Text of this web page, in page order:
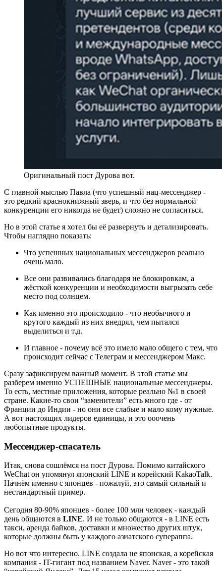
Оригинальный пост Дурова вот.
С главной мыслью Павла (что успешный нац-мессенджер -
это редкий краснокнижный зверь, и что без нормальной
конкуренции его никогда не будет) сложно не согласиться.
Но в этой статье я хотел бы её развернуть и детализировать.
Чтобы наглядно показать:
Что успешных национальных мессенджеров реально
очень мало.
Все они развивались благодаря не блокировкам, а
жёсткой конкуренции и необходимости выгрызать себе
место под солнцем.
Как именно это происходило - что необычного и
крутого каждый из них внедрял, чем пытался
выделиться и т.д.
И главное - почему всё это имело мало общего с тем, что
происходит сейчас с Телеграм и мессенджером Макс.
Сразу зафиксируем важный момент. В этой статье мы
разберем именно УСПЕШНЫЕ национальные мессенджеры.
То есть, местные приложения, которые реально №1 в своей
стране. Какие-то свои “заменители” есть много где - от
Франции до Индии - но они все слабые и мало кому нужные.
А вот настоящих лидеров единицы, и это ооочень
любопытные продукты.
Мессенджер-спасатель
Итак, снова сошлёмся на пост Дурова. Помимо китайского
WeChat он упомянул японский LINE и корейский KakaoTalk.
Начнём именно с японцев - пожалуй, это самый сильный и
нестандартный пример.
Cегодня 80-90% японцев - более 100 млн человек - каждый
день общаются в LINE. И не только общаются - в LINE есть
такси, аренда байков, доставки и множество других штук,
которые должны быть у каждого азиатского супераппа.
Но вот что интересно. LINE создала не японская, а корейская
компания - IT-гигант под названием Naver. Naver - это такой